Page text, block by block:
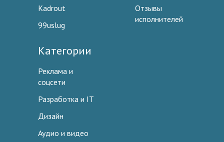
Kadrout
99uslug
Отзывы
исполнителей
Категории
Реклама и
соцсети
Разработка и IT
Дизайн
Аудио и видео